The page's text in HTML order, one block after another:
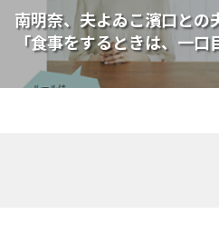
南明奈、夫よゐこ濱口と
「食事をするときは、一口